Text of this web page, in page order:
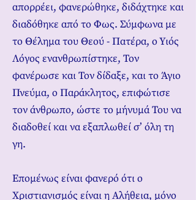
απορρέει, φανερώθηκε, διδάχτηκε και
διαδόθηκε από το Φως. Σύμφωνα με
το Θέλημα του Θεού - Πατέρα, ο Υιός
Λόγος ενανθρωπίστηκε, Τον
φανέρωσε και Τον δίδαξε, και το Άγιο
Πνεύμα, ο Παράκλητος, επιφώτισε
τον άνθρωπο, ώστε το μήνυμά Του να
διαδοθεί και να εξαπλωθεί σ’ όλη τη
γη.
Επομένως είναι φανερό ότι ο
Χριστιανισμός είναι η Αλήθεια, μόνο